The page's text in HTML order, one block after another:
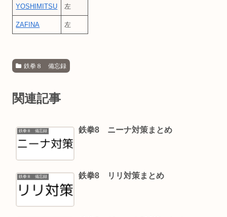
YOSHIMITSU 左
ZAFINA 左
鉄拳８ 備忘録
関連記事
鉄拳８ 備忘録 鉄拳8 ニーナ対策まとめ
鉄拳８ 備忘録 鉄拳8 リリ対策まとめ